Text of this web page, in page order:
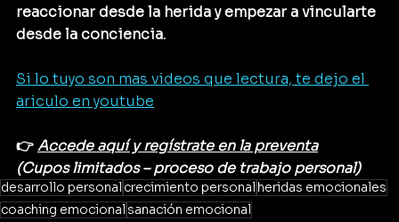
reaccionar desde la herida y empezar a vincularte
desde la conciencia.
Si lo tuyo son mas videos que lectura, te dejo el
ariculo en youtube
👉 Accede aquí y regístrate en la preventa
(Cupos limitados – proceso de trabajo personal)
desarrollo personal crecimiento personalheridas emocionales
coaching emocional sanación emocional